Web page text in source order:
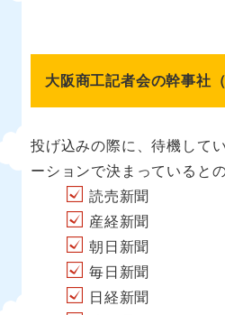
大阪商工記者会の幹事社
投げ込みの際に、待機して
ーションで決まっていると
読売新聞
産経新聞
朝日新聞
毎日新聞
日経新聞